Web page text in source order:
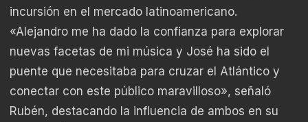
incursión en el mercado latinoamericano.
«Alejandro me ha dado la confianza para explorar
nuevas facetas de mi música y José ha sido el
puente que necesitaba para cruzar el Atlántico y
conectar con este público maravilloso», señaló
Rubén, destacando la influencia de ambos en su